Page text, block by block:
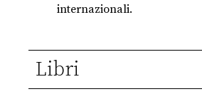
internazionali.
Libri